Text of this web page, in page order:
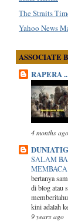
The Straits
Yahoo News
ASSOCIATE
RAPERA ..
4 months ago
SALAM
MEMBACA
bertanya
di blog atau
kini adalah
9 years ago